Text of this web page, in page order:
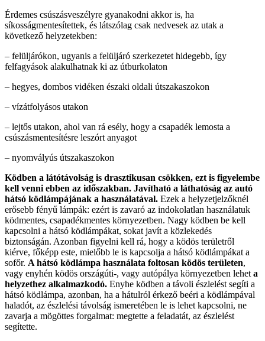
Érdemes csúszásveszélyre gyanakodni akkor is, ha
síkosságmentesítettek, és látszólag csak nedvesek az utak a
következő helyzetekben:
– felüljárókon, ugyanis a felüljáró szerkezetet hidegebb, így
felfagyások alakulhatnak ki az útburkolaton
– hegyes, dombos vidéken északi oldali útszakaszokon
– vízátfolyásos utakon
– lejtős utakon, ahol van rá esély, hogy a csapadék lemosta a
csúszásmentesítésre leszórt anyagot
– nyomvályús útszakaszokon
Ködben a látótávolság is drasztikusan csökken, ezt is figyelembe
kell venni ebben az időszakban. Javítható a láthatóság az autó
hátsó ködlámpájának a használatával. Ezek a helyzetjelzőknél
erősebb fényű lámpák: ezért is zavaró az indokolatlan használatuk
ködmentes, csapadékmentes környezetben. Nagy ködben be kell
kapcsolni a hátsó ködlámpákat, sokat javít a közlekedés
biztonságán. Azonban figyelni kell rá, hogy a ködös területről
kiérve, főképp este, mielőbb le is kapcsolja a hátsó ködlámpákat a
sofőr. A hátsó ködlámpa használata foltosan ködös területen,
vagy enyhén ködös országúti-, vagy autópálya környezetben lehet a
helyzethez alkalmazkodó. Enyhe ködben a távoli észlelést segíti a
hátsó ködlámpa, azonban, ha a hátulról érkező beéri a ködlámpával
haladót, az észlelési távolság ismeretében le is lehet kapcsolni, ne
zavarja a mögöttes forgalmat: megtette a feladatát, az észlelést
segítette.